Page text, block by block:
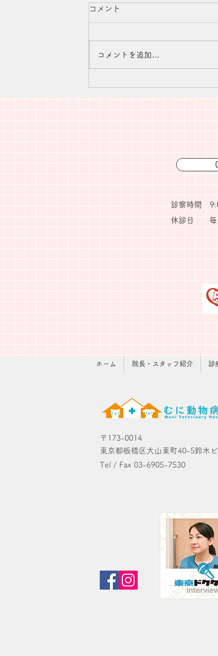
2026年8月診療日のお知らせ
コメント
コメントを追加…
診察時間
休診日
ホーム 院長・スタッフ紹介 診
〒173-0014
東京都板橋区大山東町40-5鈴木
Tel / Fax 03-6905-7530